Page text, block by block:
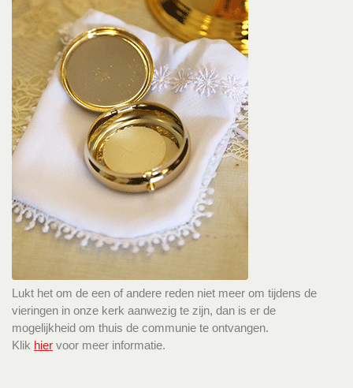
Lukt het om de een of andere reden niet meer om tijdens de
vieringen in onze kerk aanwezig te zijn, dan is er de
mogelijkheid om thuis de communie te ontvangen.
Klik hier voor meer informatie.